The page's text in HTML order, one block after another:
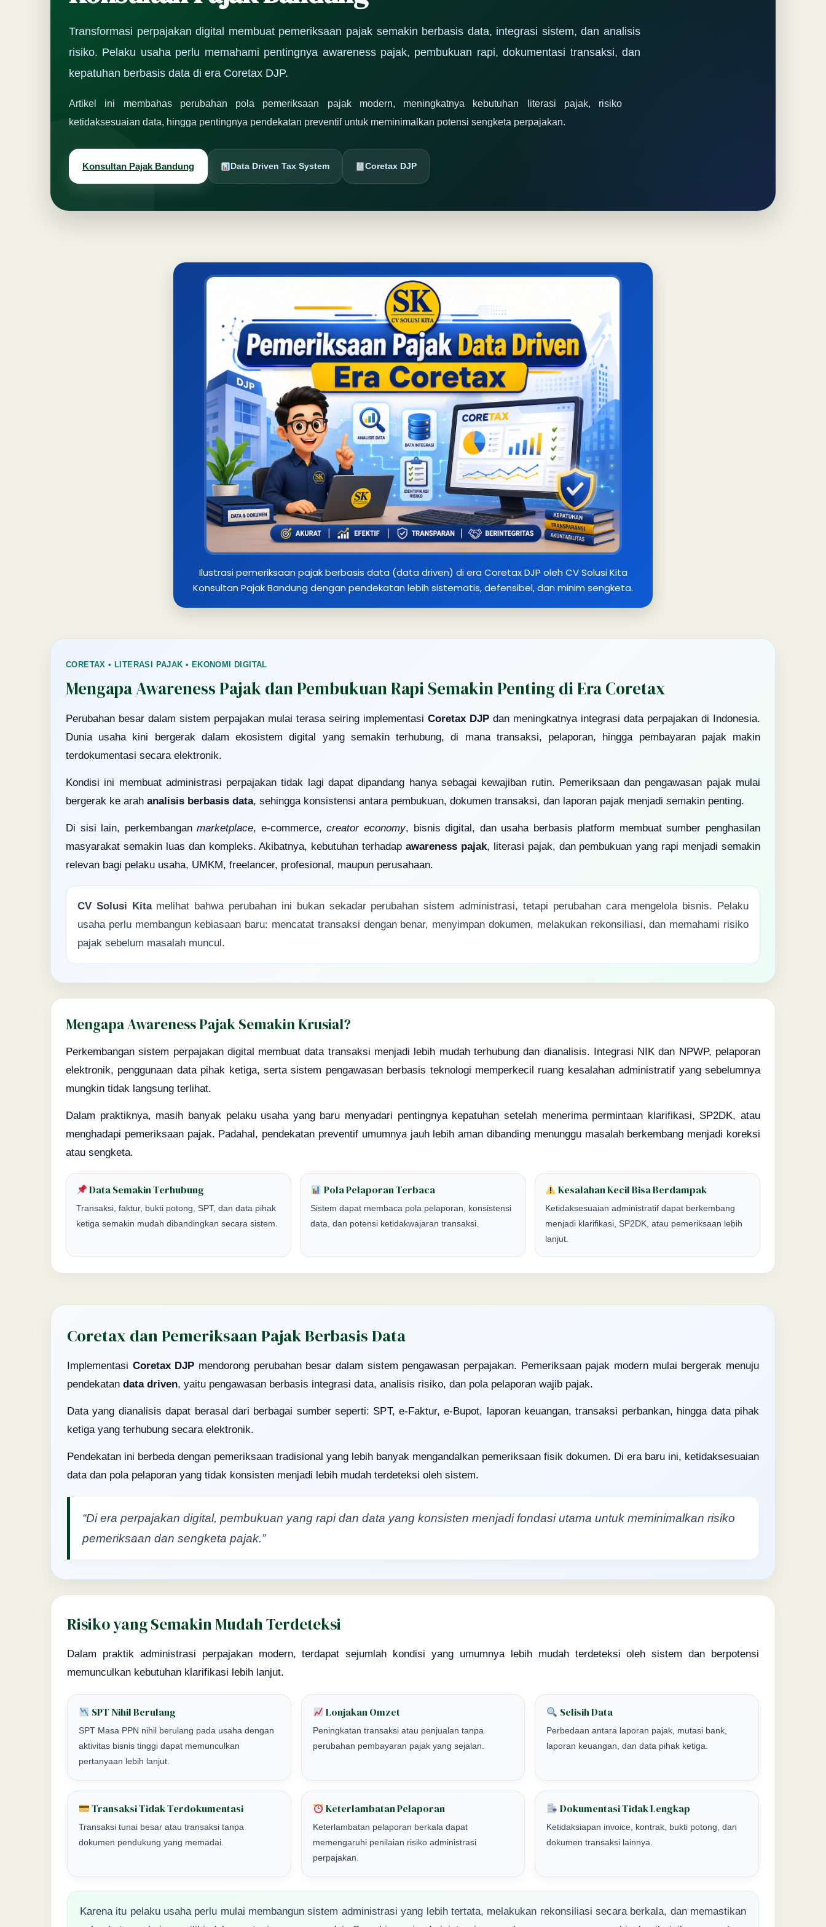
Transformasi perpajakan digital membuat pemeriksaan pajak semakin berbasis data, integrasi sistem, dan analisis
risiko. Pelaku usaha perlu memahami pentingnya awareness pajak, pembukuan rapi, dokumentasi transaksi, dan
kepatuhan berbasis data di era Coretax DJP.
Artikel ini membahas perubahan pola pemeriksaan pajak modern, meningkatnya kebutuhan literasi pajak, risiko
ketidaksesuaian data, hingga pentingnya pendekatan preventif untuk meminimalkan potensi sengketa perpajakan.
Konsultan Pajak Bandung Data Driven Tax System Coretax DJP
Ilustrasi pemeriksaan pajak berbasis data (data driven) di era Coretax DJP oleh CV Solusi Kita
Konsultan Pajak Bandung dengan pendekatan lebih sistematis, defensibel, dan minim sengketa.
CORETAX • LITERASI PAJAK • EKONOMI DIGITAL
Mengapa Awareness Pajak dan Pembukuan Rapi Semakin Penting di Era Coretax
Perubahan besar dalam sistem perpajakan mulai terasa seiring implementasi Coretax DJP dan meningkatnya integrasi data perpajakan di Indonesia.
Dunia usaha kini bergerak dalam ekosistem digital yang semakin terhubung, di mana transaksi, pelaporan, hingga pembayaran pajak makin
terdokumentasi secara elektronik.
Kondisi ini membuat administrasi perpajakan tidak lagi dapat dipandang hanya sebagai kewajiban rutin. Pemeriksaan dan pengawasan pajak mulai
bergerak ke arah analisis berbasis data, sehingga konsistensi antara pembukuan, dokumen transaksi, dan laporan pajak menjadi semakin penting.
Di sisi lain, perkembanganmarketplace, e-commerce,creator economy, bisnis digital, dan usaha berbasis platform membuat sumber penghasilan
masyarakat semakin luas dan kompleks. Akibatnya, kebutuhan terhadapawareness pajak, literasi pajak, dan pembukuan yang rapi menjadi semakin
relevan bagi pelaku usaha, UMKM, freelancer, profesional, maupun perusahaan.
CV Solusi Kitamelihat bahwa perubahan ini bukan sekadar perubahan sistem administrasi, tetapi perubahan cara mengelola bisnis. Pelaku
usaha perlu membangun kebiasaan baru: mencatat transaksi dengan benar, menyimpan dokumen, melakukan rekonsiliasi, dan memahami risiko
pajak sebelum masalah muncul.
Mengapa Awareness Pajak Semakin Krusial?
Perkembangan sistem perpajakan digital membuat data transaksi menjadi lebih mudah terhubung dan dianalisis. Integrasi NIK dan NPWP, pelaporan
elektronik, penggunaan data pihak ketiga, serta sistem pengawasan berbasis teknologi memperkecil ruang kesalahan administratif yang sebelumnya
mungkin tidak langsung terlihat.
Dalam praktiknya, masih banyak pelaku usaha yang baru menyadari pentingnya kepatuhan setelah menerima permintaan klarifikasi, SP2DK, atau
menghadapi pemeriksaan pajak. Padahal, pendekatan preventif umumnya jauh lebih aman dibanding menunggu masalah berkembang menjadi koreksi
atau sengketa.
Data Semakin Terhubung
Transaksi, faktur, bukti potong, SPT, dan data pihak
ketiga semakin mudah dibandingkan secara sistem.
Pola Pelaporan Terbaca
Sistem dapat membaca pola pelaporan, konsistensi
data, dan potensi ketidakwajaran transaksi.
Kesalahan Kecil Bisa Berdampak
Ketidaksesuaian administratif dapat berkembang
menjadi klarifikasi, SP2DK, atau pemeriksaan lebih
lanjut.
Coretax dan Pemeriksaan Pajak Berbasis Data
Implementasi Coretax DJP mendorong perubahan besar dalam sistem pengawasan perpajakan. Pemeriksaan pajak modern mulai bergerak menuju
pendekatan data driven, yaitu pengawasan berbasis integrasi data, analisis risiko, dan pola pelaporan wajib pajak.
Data yang dianalisis dapat berasal dari berbagai sumber seperti: SPT, e-Faktur, e-Bupot, laporan keuangan, transaksi perbankan, hingga data pihak
ketiga yang terhubung secara elektronik.
Pendekatan ini berbeda dengan pemeriksaan tradisional yang lebih banyak mengandalkan pemeriksaan fisik dokumen. Di era baru ini, ketidaksesuaian
data dan pola pelaporan yang tidak konsisten menjadi lebih mudah terdeteksi oleh sistem.
“Di era perpajakan digital, pembukuan yang rapi dan data yang konsisten menjadi fondasi utama untuk meminimalkan risiko
pemeriksaan dan sengketa pajak.”
Risiko yang Semakin Mudah Terdeteksi
Dalam praktik administrasi perpajakan modern, terdapat sejumlah kondisi yang umumnya lebih mudah terdeteksi oleh sistem dan berpotensi
memunculkan kebutuhan klarifikasi lebih lanjut.
SPT Nihil Berulang
SPT Masa PPN nihil berulang pada usaha dengan
aktivitas bisnis tinggi dapat memunculkan
pertanyaan lebih lanjut.
Lonjakan Omzet
Peningkatan transaksi atau penjualan tanpa
perubahan pembayaran pajak yang sejalan.
Selisih Data
Perbedaan antara laporan pajak, mutasi bank,
laporan keuangan, dan data pihak ketiga.
Transaksi Tidak Terdokumentasi
Transaksi tunai besar atau transaksi tanpa
dokumen pendukung yang memadai.
Keterlambatan Pelaporan
Keterlambatan pelaporan berkala dapat
memengaruhi penilaian risiko administrasi
perpajakan.
Dokumentasi Tidak Lengkap
Ketidaksiapan invoice, kontrak, bukti potong, dan
dokumen transaksi lainnya.
Karena itu pelaku usaha perlu mulai membangun sistem administrasi yang lebih tertata, melakukan rekonsiliasi secara berkala, dan memastikan